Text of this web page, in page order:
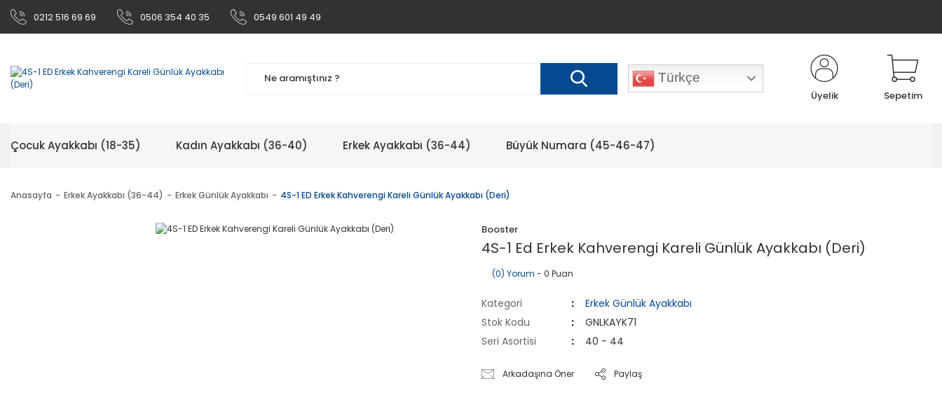
0212 516 69 69 0506 354 40 35 0549 601 49 49
Türkçe
Üyelik Sepetim
Çocuk Ayakkabı (18-35) Kadın Ayakkabı (36-40) Erkek Ayakkabı (36-44) Büyük Numara (45-46-47)
Anasayfa Erkek Ayakkabı (36-44) Erkek Günlük Ayakkabı 4S-1 ED Erkek Kahverengi Kareli Günlük Ayakkabı (Deri)
Booster
4S-1 Ed Erkek Kahverengi Kareli Günlük Ayakkabı (Deri)
(0) Yorum - 0 Puan
Kategori
Erkek Günlük Ayakkabı
Stok Kodu
GNLKAYK71
Seri Asortisi
40 - 44
Arkadaşına Öner Paylaş